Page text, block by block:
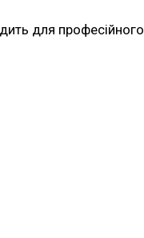
для професійного